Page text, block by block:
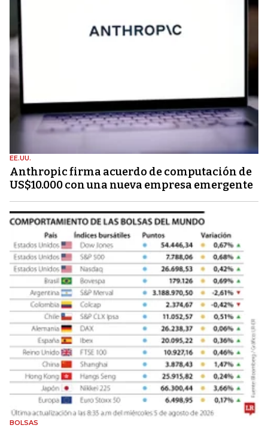
EE.UU.
Anthropic firma acuerdo de computación de
US$10.000 con una nueva empresa emergente
BOLSAS